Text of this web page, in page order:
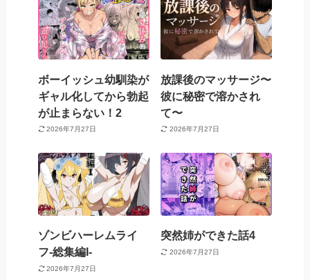
ボーイッシュ幼馴染が
ギャル化してから勃起
が止まらない！2
2026年7月27日
放課後のマッサージ〜
彼に秘密で溶かされ
て〜
2026年7月27日
ゾンビハーレムライ
フ‐総集編I-
2026年7月27日
突然姉ができた話4
2026年7月27日